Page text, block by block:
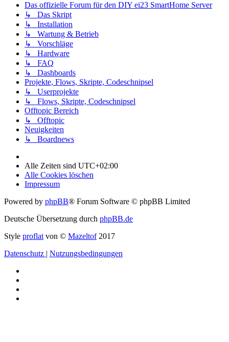
Das offizielle Forum für den DIY ei23 SmartHome Server
↳ Das Skript
↳ Installation
↳ Wartung & Betrieb
↳ Vorschläge
↳ Hardware
↳ FAQ
↳ Dashboards
Projekte, Flows, Skripte, Codeschnipsel
↳ Userprojekte
↳ Flows, Skripte, Codeschnipsel
Offtopic Bereich
↳ Offtopic
Neuigkeiten
↳ Boardnews
Alle Zeiten sind UTC+02:00
Alle Cookies löschen
Impressum
Powered by phpBB® Forum Software © phpBB Limited
Deutsche Übersetzung durch phpBB.de
Style proflat von © Mazeltof2017
Datenschutz | Nutzungsbedingungen